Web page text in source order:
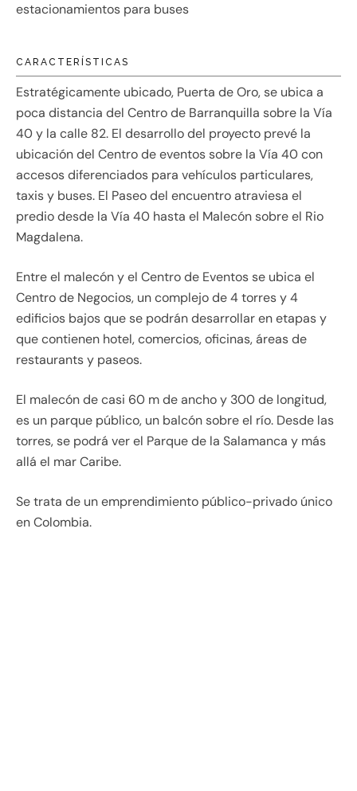
estacionamientos para buses
CARACTERÍSTICAS
Estratégicamente ubicado, Puerta de Oro, se ubica a
poca distancia del Centro de Barranquilla sobre la Vía
40 y la calle 82. El desarrollo del proyecto prevé la
ubicación del Centro de eventos sobre la Vía 40 con
accesos diferenciados para vehículos particulares,
taxis y buses. El Paseo del encuentro atraviesa el
predio desde la Vía 40 hasta el Malecón sobre el Rio
Magdalena.
Entre el malecón y el Centro de Eventos se ubica el
Centro de Negocios, un complejo de 4 torres y 4
edificios bajos que se podrán desarrollar en etapas y
que contienen hotel, comercios, oficinas, áreas de
restaurants y paseos.
El malecón de casi 60 m de ancho y 300 de longitud,
es un parque público, un balcón sobre el río. Desde las
torres, se podrá ver el Parque de la Salamanca y más
allá el mar Caribe.
Se trata de un emprendimiento público-privado único
en Colombia.